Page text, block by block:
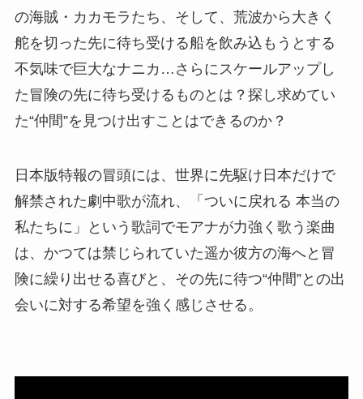
の海賊・カカモラたち、そして、荒波から大きく
舵を切った先に待ち受ける船を飲み込もうとする
不気味で巨大なナニカ…さらにスケールアップし
た冒険の先に待ち受けるものとは？探し求めてい
た“仲間”を見つけ出すことはできるのか？
日本版特報の冒頭には、世界に先駆け日本だけで
解禁された劇中歌が流れ、「ついに戻れる 本当の
私たちに」という歌詞でモアナが力強く歌う楽曲
は、かつては禁じられていた遥か彼方の海へと冒
険に繰り出せる喜びと、その先に待つ“仲間”との出
会いに対する希望を強く感じさせる。